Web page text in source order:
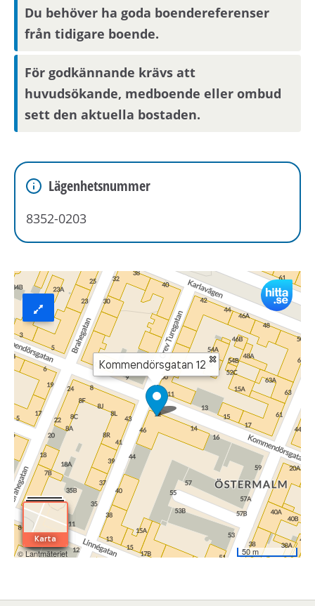
Du behöver ha goda boendereferenser
från tidigare boende.
För godkännande krävs att
huvudsökande, medboende eller ombud
sett den aktuella bostaden.
Lägenhetsnummer
8352-0203